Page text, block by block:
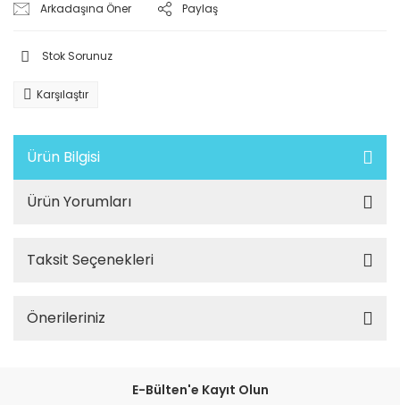
Arkadaşına Öner Paylaş
Stok Sorunuz
Karşılaştır
Ürün Bilgisi
Ürün Yorumları
Taksit Seçenekleri
Önerileriniz
E-Bülten'e Kayıt Olun